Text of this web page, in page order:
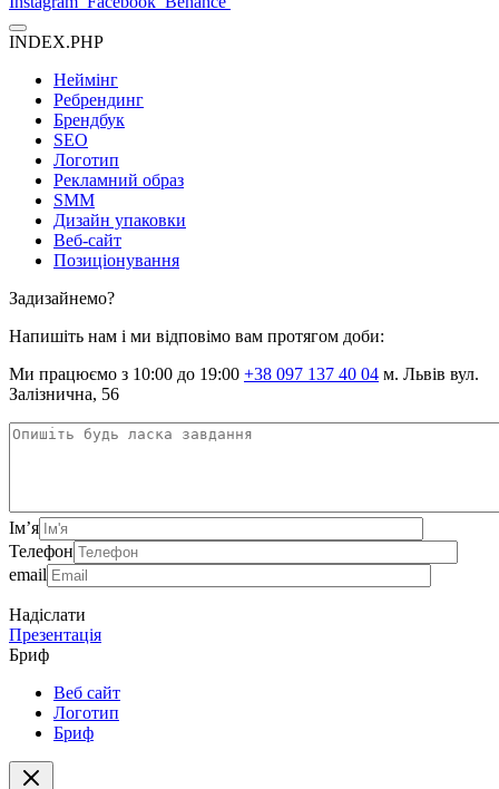
INDEX.PHP
Неймінг
Ребрендинг
Брендбук
SEO
Логотип
Рекламний образ
SMM
Дизайн упаковки
Веб-сайт
Позиціонування
Задизайнемо?
Напишіть нам і ми відповімо вам протягом доби:
Ми працюємо з 10:00 до 19:00 +38 097 137 40 04 м. Львів вул.
Залізнична, 56
Ім’я
Телефон
email
Надіслати
Презентація
Бриф
Веб сайт
Логотип
Бриф